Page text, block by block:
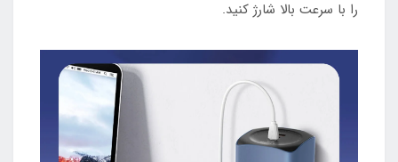
را با سرعت بالا شارژ کنید.